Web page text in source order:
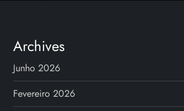
Archives
Junho 2026
Fevereiro 2026